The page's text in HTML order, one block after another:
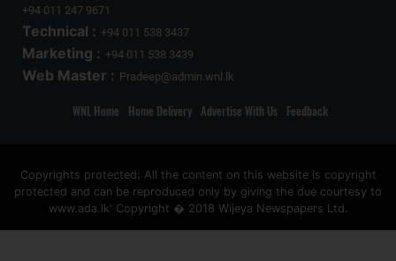
+94 011 247 9671
Technical : +94 011 538 3437
Marketing : +94 011 538 3439
Web Master : Pradeep@admin.wnl.lk
WNL Home Home Delivery Advertise With Us Feedback
Copyrights protected: All the content on this website is copyright
protected and can be reproduced only by giving the due courtesy to
www.ada.lk' Copyright � 2018 Wijeya Newspapers Ltd.